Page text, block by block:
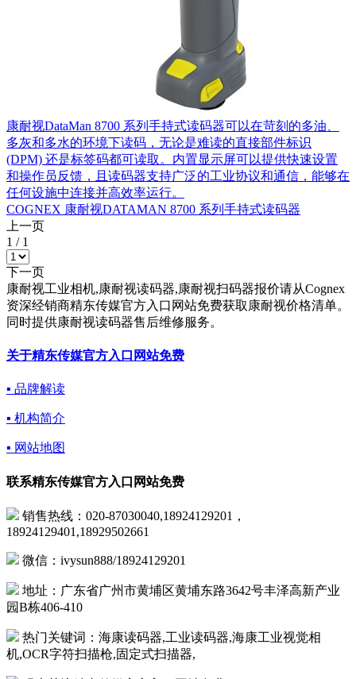
康耐视DataMan 8700 系列手持式读码器可以在苛刻的多油、
多灰和多水的环境下读码，无论是难读的直接部件标识
(DPM) 还是标签码都可读取。内置显示屏可以提供快速设置
和操作员反馈，且读码器支持广泛的工业协议和通信，能够在
任何设施中连接并高效率运行。
COGNEX 康耐视DATAMAN 8700 系列手持式读码器
上一页
1 / 1
下一页
康耐视工业相机,康耐视读码器,康耐视扫码器报价请从Cognex
资深经销商精东传媒官方入口网站免费获取康耐视价格清单。
同时提供康耐视读码器售后维修服务。
关于精东传媒官方入口网站免费
▪ 品牌解读
▪ 机构简介
▪ 网站地图
联系精东传媒官方入口网站免费
销售热线：020-87030040,18924129201，
18924129401,18929502661
微信：ivysun888/18924129201
地址：广东省广州市黄埔区黄埔东路3642号丰泽高新产业
园B栋406-410
热门关键词：海康读码器,工业读码器,海康工业视觉相
机,OCR字符扫描枪,固定式扫描器,